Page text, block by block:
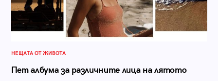
НЕЩАТА ОТ ЖИВОТА
Пет албума за различните лица на лятото